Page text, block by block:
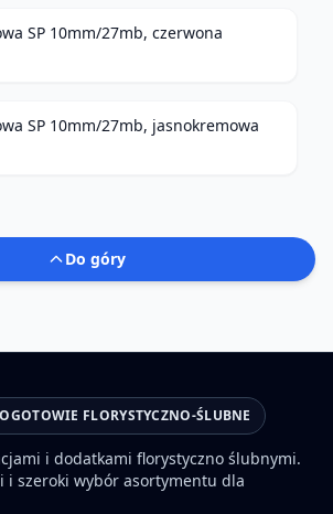
SP 10mm/27mb, czerwona
SP 10mm/27mb, jasnokremowa
Do góry
FLORYSTYCZNO-ŚLUBNE
i dodatkami florystyczno ślubnymi.
szeroki wybór asortymentu dla